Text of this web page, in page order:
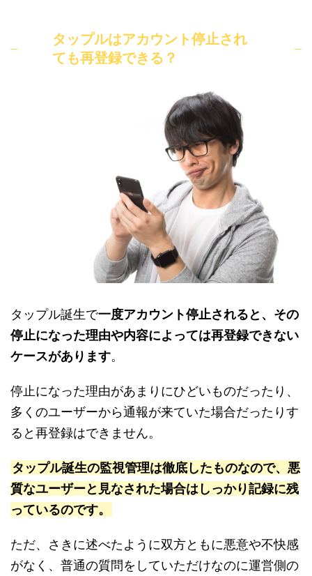
タップルはアカウント停止され
ても再登録できる？
タップル誕生で一度アカウント停止されると、その
停止になった理由や内容によっては再登録できない
ケースがあります。
停止になった理由があまりにひどいものだったり、
多くのユーザーから通報が来ていた場合だったりす
ると再登録はできません。
タップル誕生の監視管理は徹底したものなので、悪
質なユーザーと見なされた場合はしっかり記録に残
っているのです。
ただ、さきに述べたように双方ともに悪意や不快感
がなく、普通の質問をしていただけなのに運営側の